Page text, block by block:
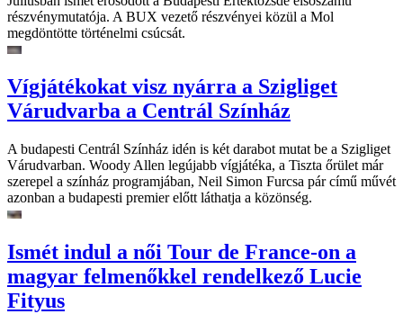
részvénymutatója. A BUX vezető részvényei közül a Mol
megdöntötte történelmi csúcsát.
Vígjátékokat visz nyárra a Szigliget
Várudvarba a Centrál Színház
A budapesti Centrál Színház idén is két darabot mutat be a Szigliget
Várudvarban. Woody Allen legújabb vígjátéka, a Tiszta őrület már
szerepel a színház programjában, Neil Simon Furcsa pár című művét
azonban a budapesti premier előtt láthatja a közönség.
Ismét indul a női Tour de France-on a
magyar felmenőkkel rendelkező Lucie
Fityus